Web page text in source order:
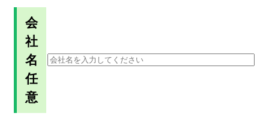
会
社
名
任
意